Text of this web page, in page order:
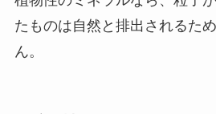
たものは自然と排出されるた
ん。